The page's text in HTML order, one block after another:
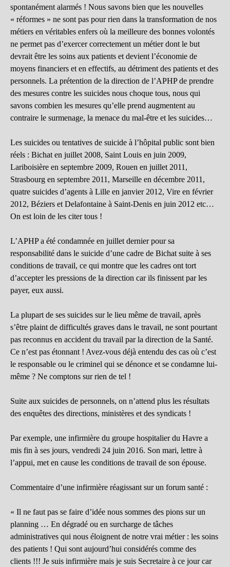
spontanément alarmés ! Nous savons bien que les nouvelles
« réformes » ne sont pas pour rien dans la transformation de nos
métiers en véritables enfers où la meilleure des bonnes volontés
ne permet pas d’exercer correctement un métier dont le but
devrait être les soins aux patients et devient l’économie de
moyens financiers et en effectifs, au détriment des patients et des
personnels. La prétention de la direction de l’APHP de prendre
des mesures contre les suicides nous choque tous, nous qui
savons combien les mesures qu’elle prend augmentent au
contraire le surmenage, la menace du mal-être et les suicides…
Les suicides ou tentatives de suicide à l’hôpital public sont bien
réels : Bichat en juillet 2008, Saint Louis en juin 2009,
Lariboisière en septembre 2009, Rouen en juillet 2011,
Strasbourg en septembre 2011, Marseille en décembre 2011,
quatre suicides d’agents à Lille en janvier 2012, Vire en février
2012, Béziers et Delafontaine à Saint-Denis en juin 2012 etc…
On est loin de les citer tous !
L’APHP a été condamnée en juillet dernier pour sa
responsabilité dans le suicide d’une cadre de Bichat suite à ses
conditions de travail, ce qui montre que les cadres ont tort
d’accepter les pressions de la direction car ils finissent par les
payer, eux aussi.
La plupart de ses suicides sur le lieu même de travail, après
s’être plaint de difficultés graves dans le travail, ne sont pourtant
pas reconnus en accident du travail par la direction de la Santé.
Ce n’est pas étonnant ! Avez-vous déjà entendu des cas où c’est
le responsable ou le criminel qui se dénonce et se condamne lui-
même ? Ne comptons sur rien de tel !
Suite aux suicides de personnels, on n’attend plus les résultats
des enquêtes des directions, ministères et des syndicats !
Par exemple, une infirmière du groupe hospitalier du Havre a
mis fin à ses jours, vendredi 24 juin 2016. Son mari, lettre à
l’appui, met en cause les conditions de travail de son épouse.
Commentaire d’une infirmière réagissant sur un forum santé :
« Il ne faut pas se faire d’idée nous sommes des pions sur un
planning … En dégradé ou en surcharge de tâches
administratives qui nous éloignent de notre vrai métier : les soins
des patients ! Qui sont aujourd’hui considérés comme des
clients !!! Je suis infirmière mais je suis Secretaire à ce jour car